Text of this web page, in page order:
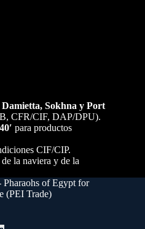
Sokhna y Port
CFR/CIF, DAP/DPU).
para productos
CIF/CIP.
la naviera y de la
of Egypt for
(PEI Trade)